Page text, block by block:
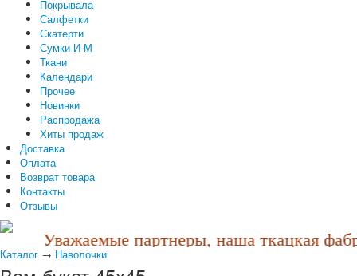
Покрывала
Салфетки
Скатерти
Сумки И-М
Ткани
Календари
Прочее
Новинки
Распродажа
Хиты продаж
Доставка
Оплата
Возврат товара
Контакты
Отзывы
Уважаемые партнеры, наша ткацкая
Каталог → Наволочки